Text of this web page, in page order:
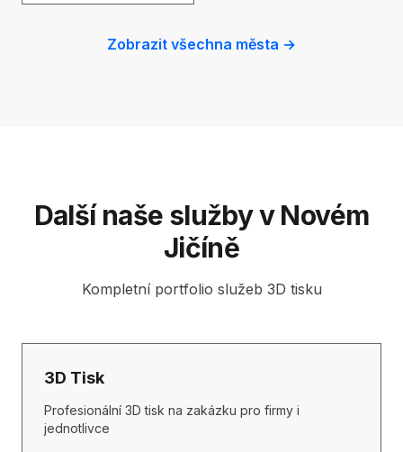
Zobrazit všechna města →
Další naše služby v Novém
Jičíně
Kompletní portfolio služeb 3D tisku
3D Tisk
Profesionální 3D tisk na zakázku pro firmy i
jednotlivce